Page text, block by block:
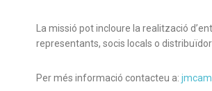
La missió pot incloure la realització
representants, socis locals o
Per més informació contacteu a: